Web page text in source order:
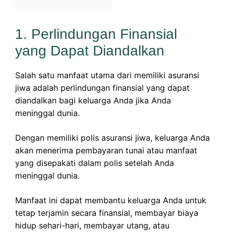
1. Perlindungan Finansial
yang Dapat Diandalkan
Salah satu manfaat utama dari memiliki asuransi
jiwa adalah perlindungan finansial yang dapat
diandalkan bagi keluarga Anda jika Anda
meninggal dunia.
Dengan memiliki polis asuransi jiwa, keluarga Anda
akan menerima pembayaran tunai atau manfaat
yang disepakati dalam polis setelah Anda
meninggal dunia.
Manfaat ini dapat membantu keluarga Anda untuk
tetap terjamin secara finansial, membayar biaya
hidup sehari-hari, membayar utang, atau